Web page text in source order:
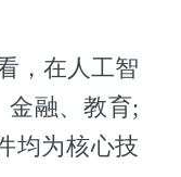
，在人工智
金融、教育;
均为核心技